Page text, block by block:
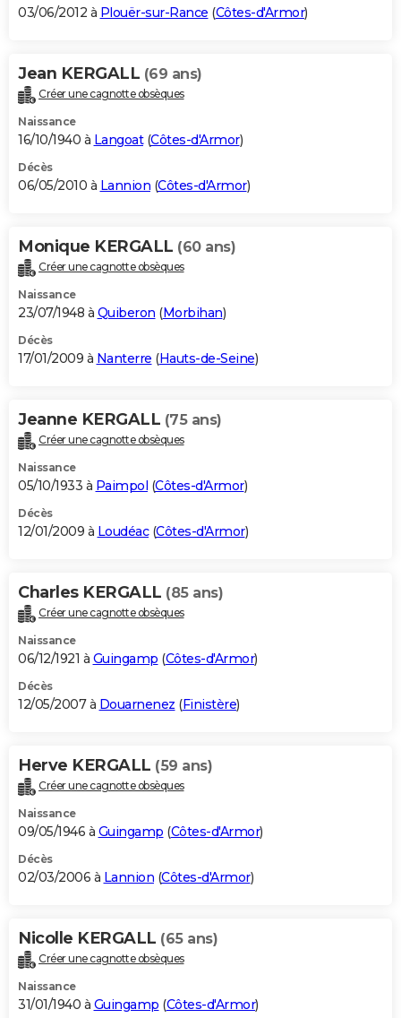
03/06/2012 à Plouër-sur-Rance (Côtes-d'Armor)
Jean KERGALL (69 ans)
Créer une cagnotte obsèques
Naissance
16/10/1940 à Langoat(Côtes-d'Armor)
Décès
06/05/2010 à Lannion (Côtes-d'Armor)
Monique KERGALL (60 ans)
Créer une cagnotte obsèques
Naissance
23/07/1948 à Quiberon (Morbihan)
Décès
17/01/2009 à Nanterre (Hauts-de-Seine)
Jeanne KERGALL (75 ans)
Créer une cagnotte obsèques
Naissance
05/10/1933 à Paimpol (Côtes-d'Armor)
Décès
12/01/2009 à Loudéac(Côtes-d'Armor)
Charles KERGALL (85 ans)
Créer une cagnotte obsèques
Naissance
06/12/1921 à Guingamp (Côtes-d'Armor)
Décès
12/05/2007 à Douarnenez (Finistère)
Herve KERGALL (59 ans)
Créer une cagnotte obsèques
Naissance
09/05/1946 à Guingamp (Côtes-d'Armor)
Décès
02/03/2006 à Lannion (Côtes-d'Armor)
Nicolle KERGALL (65 ans)
Créer une cagnotte obsèques
Naissance
31/01/1940 à Guingamp (Côtes-d'Armor)